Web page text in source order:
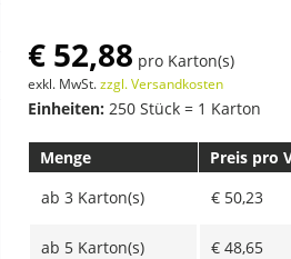
€ 52,88 pro Karton(s)
exkl. MwSt.zzgl. Versandkosten
Einheiten: 250 Stück = 1 Karton
Menge
Preis pro
ab 3 Karton(s) € 50,23
ab 5 Karton(s) € 48,65